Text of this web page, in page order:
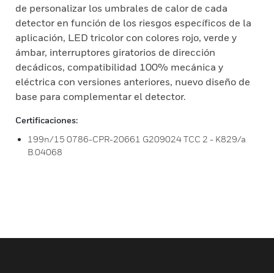
de personalizar los umbrales de calor de cada
detector en función de los riesgos específicos de la
aplicación, LED tricolor con colores rojo, verde y
ámbar, interruptores giratorios de dirección
decádicos, compatibilidad 100% mecánica y
eléctrica con versiones anteriores, nuevo diseño de
base para complementar el detector.
Certificaciones:
199n/15 0786-CPR-20661 G209024 TCC 2 - K829/a
B.04068